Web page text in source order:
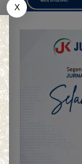
X